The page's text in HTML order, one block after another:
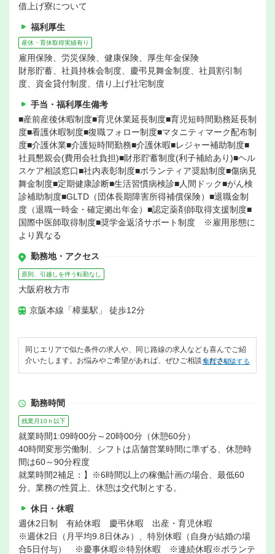
借上げ寮について
福利厚生
産休・育休取得実績有り
雇用保険、労災保険、健康保険、厚生年金保険
財形貯蓄、社員持株会制度、慶弔見舞金制度、社員割引制
度、資金貸付制度、借り上げ社宅制度
手当・福利厚生備考
■産前産後休暇制度■育児休業延長制度■育児短時間勤務延長制
度■看護休暇制度■復職フォロー制度■マタニティマーク配布制
度■介護休業■介護短時間勤務■介護休暇■レジャー補助制度■
社員懇親会(費用会社負担)■財形貯蓄制度(利子補給あり)■ヘル
スケア相談窓口■社内表彰制度■ボランティア奨励制度■傷病見
舞金制度■定期健康診断■生活習慣病検診■人間ドック■がん検
診補助制度■GLTD（団体長期障害所得補償保険）■退職金制
度（退職一時金・確定拠出年金）■認定薬剤師取得支援制度■
国際中医師取得制度■奨学金返済サポート制度 ※雇用形態に
より異なる
勤務地・アクセス
原則、引越しを伴う転勤なし
大阪府枚方市
京阪本線「樟葉駅」 徒歩12分
同じエリアで似た条件の求人や、同じ路線の求人なども喜んでご紹
介いたします。お悩みやご希望があれば、ぜひご相談ください。
無料で相談する
勤務時間
残業月10ｈ以下
就業時間1:09時00分～20時00分（休憩60分）
40時間変形労働制、シフトは店舗営業時間に準ずる、休憩時
間は60～90分程度
就業時間2補足：】※6時間以上の稼働計画の場合、最低60
分。業務の性質上、休憩は交代制とする。
休日・休暇
週休2日制 有給休暇 慶弔休暇 出産・育児休暇
※週休2日（月平均9.8日休み）、特別休暇（自身が結婚の場
合5日付与） ※慶事休暇※特別休暇 ※連続休暇※ボランテ